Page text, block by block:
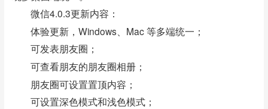
微信4.0.3更新内容：
体验更新，Windows、Mac 等多端统一；
可发表朋友圈；
可查看朋友的朋友圈相册；
朋友圈可设置置顶内容；
可设置深色模式和浅色模式；